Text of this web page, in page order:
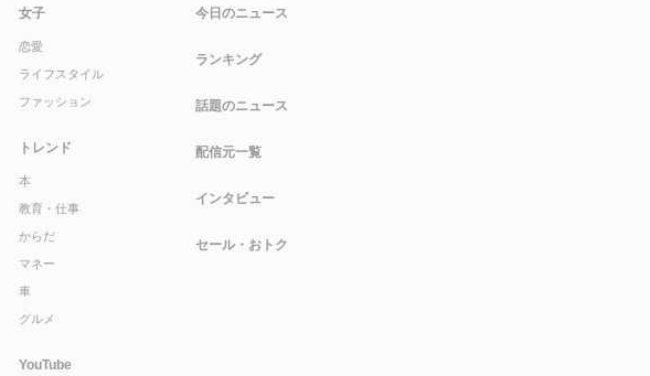
女子
恋愛
ライフスタイル
ファッション
トレンド
本
教育・仕事
からだ
マネー
車
グルメ
YouTube
今日のニュース
ランキング
話題のニュース
配信元一覧
インタビュー
セール・おトク